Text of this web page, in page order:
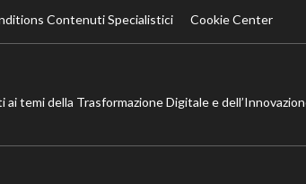
Contenuti Specialistici Cookie Center
temi della Trasformazione Digitale e